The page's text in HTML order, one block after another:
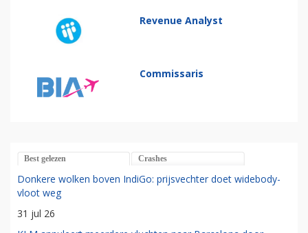
Revenue Analyst
Commissaris
Best gelezen Crashes
Donkere wolken boven IndiGo: prijsvechter doet widebody-
vloot weg
31 jul 26